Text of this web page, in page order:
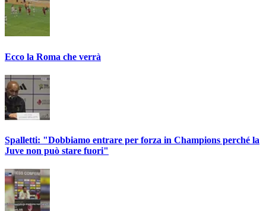
Ecco la Roma che verrà
Spalletti: "Dobbiamo entrare per forza in Champions perché la
Juve non può stare fuori"